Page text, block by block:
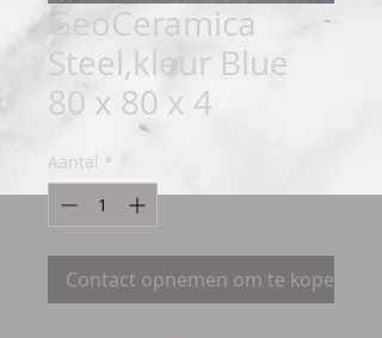
GeoCeramica
Steel,kleur Blue
80 x 80 x 4
Aantal *
Contact opnemen om te kopen